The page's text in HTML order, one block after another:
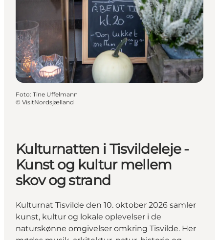
Foto: Tine Uffelmann
© VisitNordsjælland
Kulturnatten i Tisvildeleje -
Kunst og kultur mellem
skov og strand
Kulturnat Tisvilde den 10. oktober 2026 samler
kunst, kultur og lokale oplevelser i de
naturskønne omgivelser omkring Tisvilde. Her